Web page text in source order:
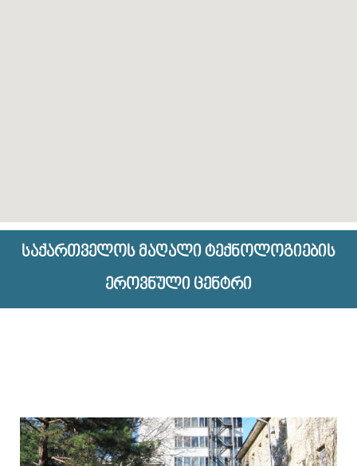
საქართველოს მაღალი ტექნოლოგიების
ეროვნული ცენტრი